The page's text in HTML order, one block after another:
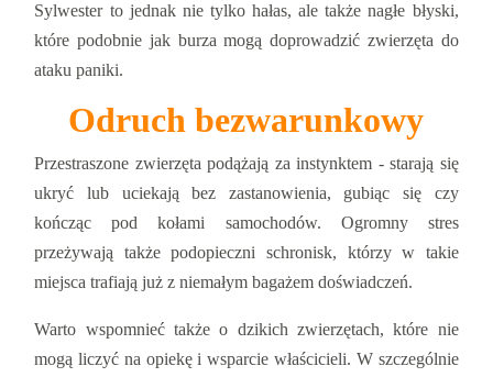
Sylwester to jednak nie tylko hałas, ale także nagłe błyski,
które podobnie jak burza mogą doprowadzić zwierzęta do
ataku paniki.
Odruch bezwarunkowy
Przestraszone zwierzęta podążają za instynktem - starają się
ukryć lub uciekają bez zastanowienia, gubiąc się czy
kończąc pod kołami samochodów. Ogromny stres
przeżywają także podopieczni schronisk, którzy w takie
miejsca trafiają już z niemałym bagażem doświadczeń.
Warto wspomnieć także o dzikich zwierzętach, które nie
mogą liczyć na opiekę i wsparcie właścicieli. W szczególnie